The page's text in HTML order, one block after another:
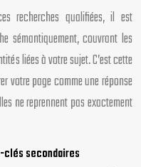
recherches qualifiées, il est
sémantiquement, couvrant les
liées à votre sujet. C’est cette
votre page comme une réponse
ne reprennent pas exactement
clés secondaires